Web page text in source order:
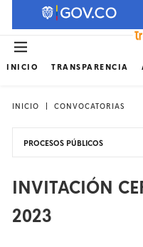
INICIO TRANSPARENCIA
INICIO CONVOCATORIAS
PROCESOS PÚBLICOS
INVITACIÓN
2023